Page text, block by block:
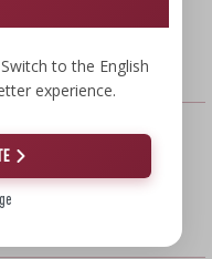
to the English
experience.